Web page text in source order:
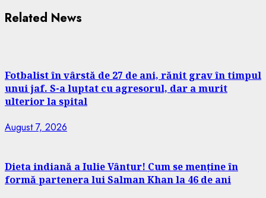
Related News
Fotbalist în vârstă de 27 de ani, rănit grav în timpul
unui jaf. S-a luptat cu agresorul, dar a murit
ulterior la spital
August 7, 2026
Dieta indiană a Iulie Vântur! Cum se menține în
formă partenera lui Salman Khan la 46 de ani